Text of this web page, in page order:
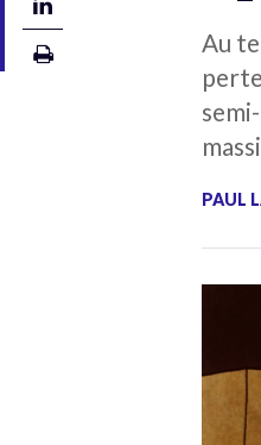
Au
PAUL